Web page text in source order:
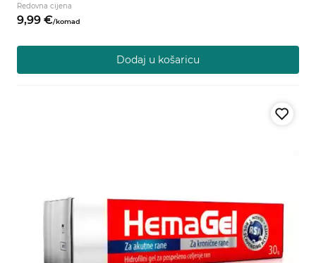
Redovna cijena
9,99 €/komad
Dodaj u košaricu